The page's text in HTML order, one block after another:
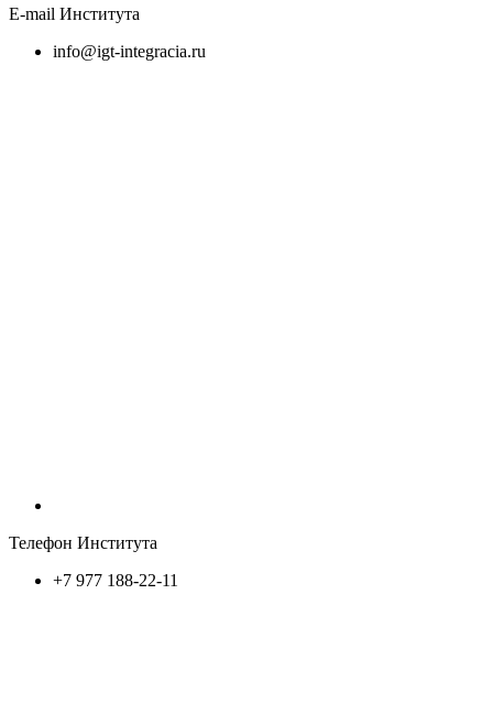
E-mail Института
info@igt-integracia.ru
Телефон Института
+7 977 188-22-11